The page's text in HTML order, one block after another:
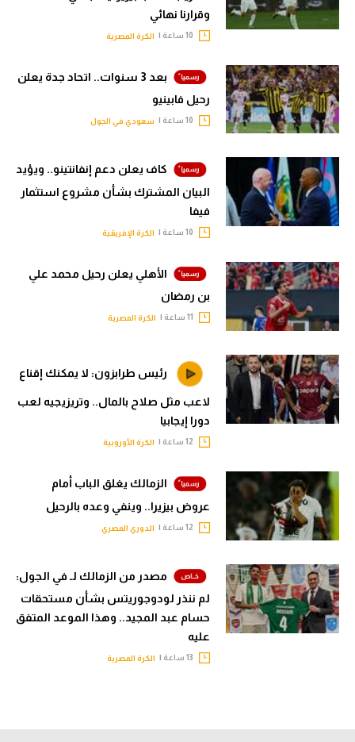
وقرارنا نهائي
الكرة المصرية
بعد 3 سنوات.. اتحاد جدة يعلن
رحيل فابينيو
سعودي في الجول
كاف يعلن دعم إنفانتينو.. ويؤيد
البيان المشترك بشأن مشروع استثمار
فيفا
الكرة الإفريقية
الأهلي يعلن رحيل محمد علي
بن رمضان
الكرة المصرية
رئيس طرابزون: لا يمكنك إقناع
لاعب مثل صلاح بالمال.. وتريزيجيه لعب
دورا إيجابيا
الكرة الأوروبية
الزمالك يغلق الباب أمام
عروض بيزيرا.. وينفي وعده بالرحيل
الدوري المصري
مصدر من الزمالك لـ في الجول:
لم ننذر لودوجوريتس بشأن مستحقات
حسام عبد المجيد.. وهذا الموعد المتفق
عليه
الكرة المصرية